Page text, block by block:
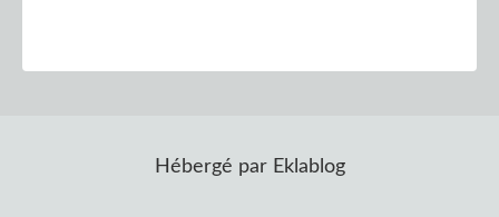
Hébergé par Eklablog